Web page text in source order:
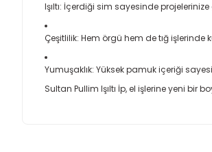
Işıltı: İçerdiği sim sayesinde projelerinize
Çeşitlilik: Hem örgü hem de tığ
Yumuşaklık: Yüksek pamuk içeriği
Sultan Pullim Işıltı İp, el işlerine yeni bir